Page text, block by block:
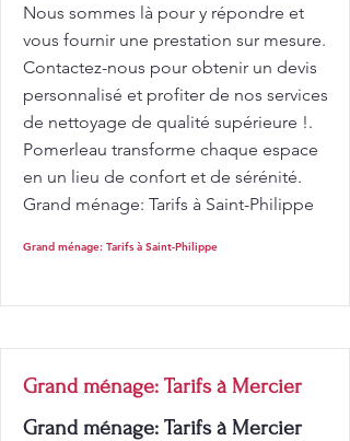
Nous sommes là pour y répondre et
vous fournir une prestation sur mesure.
Contactez-nous pour obtenir un devis
personnalisé et profiter de nos services
de nettoyage de qualité supérieure !.
Pomerleau transforme chaque espace
en un lieu de confort et de sérénité.
Grand ménage: Tarifs à Saint-Philippe
Grand ménage: Tarifs à Saint-Philippe
Grand ménage: Tarifs à Mercier
Grand ménage: Tarifs à Mercier